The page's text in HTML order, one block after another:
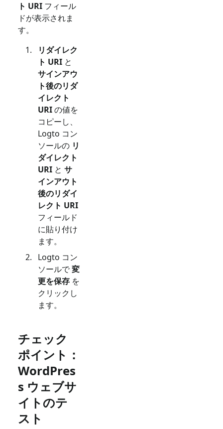
ト URI フィール
ドが表示されま
す。
リダイレク
ト URI と
サインアウ
ト後のリダ
イレクト
URIの値を
コピーし、
Logto コン
ソールの リ
ダイレクト
URI と サ
インアウト
後のリダイ
レクト URI
フィールド
に貼り付け
ます。
Logto コン
ソールで変
更を保存 を
クリックし
ます。
チェック
ポイント：
WordPres
s ウェブサ
イトのテ
スト